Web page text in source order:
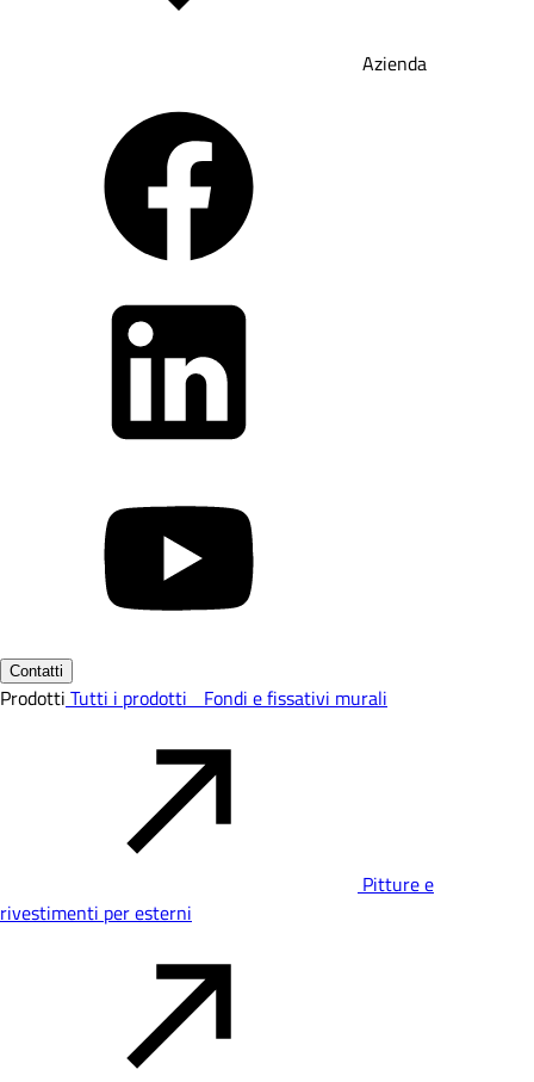
Azienda
Contatti
Prodotti Tutti i prodotti Fondi e fissativi murali
Pitture e
rivestimenti per esterni